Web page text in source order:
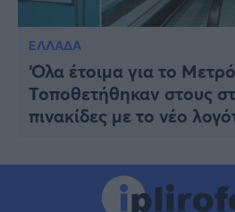
ΕΛΛΑΔΑ
‘Ολα έτοιμα για το
Τοποθετήθηκαν στους
πινακίδες με το νέο